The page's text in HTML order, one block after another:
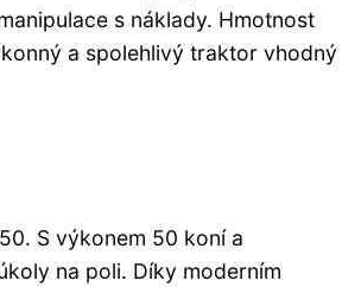
s náklady. Hmotnost
a spolehlivý traktor vhodný
S výkonem 50 koní a
na poli. Díky moderním